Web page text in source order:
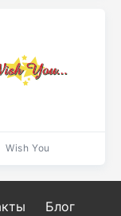
Wish You
Блог